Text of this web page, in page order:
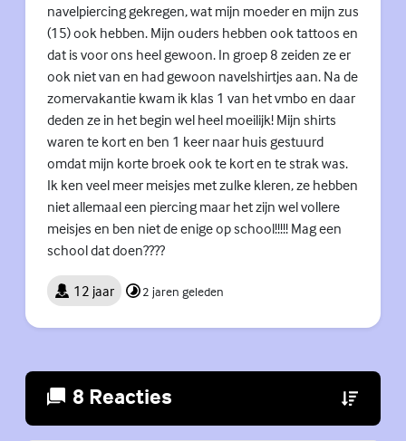
navelpiercing gekregen, wat mijn moeder en mijn zus
(15) ook hebben. Mijn ouders hebben ook tattoos en
dat is voor ons heel gewoon. In groep 8 zeiden ze er
ook niet van en had gewoon navelshirtjes aan. Na de
zomervakantie kwam ik klas 1 van het vmbo en daar
deden ze in het begin wel heel moeilijk! Mijn shirts
waren te kort en ben 1 keer naar huis gestuurd
omdat mijn korte broek ook te kort en te strak was.
Ik ken veel meer meisjes met zulke kleren, ze hebben
niet allemaal een piercing maar het zijn wel vollere
meisjes en ben niet de enige op school!!!!! Mag een
school dat doen????
12 jaar 2 jaren geleden
8 Reacties (Externe